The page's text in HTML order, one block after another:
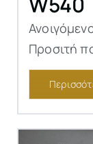
Προσιτή